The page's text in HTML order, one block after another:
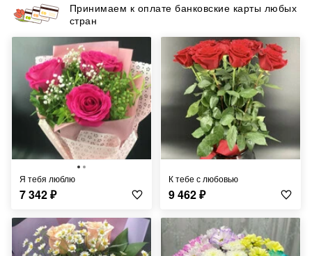
любых Бесплатная доставка в
Я тебя люблю
7 342₽
К тебе с любовью
9 462₽